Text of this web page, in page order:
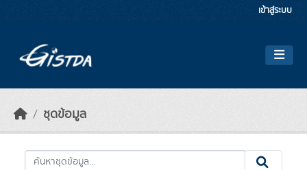
เข้าสู่ระบบ
ชุดข้อมูล